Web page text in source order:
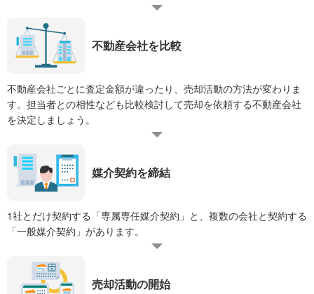
不動産会社を比較
不動産会社ごとに査定金額が違ったり、売却活動の方法が変わりま
す。担当者との相性なども比較検討して売却を依頼する不動産会社
を決定しましょう。
媒介契約を締結
1社とだけ契約する「専属専任媒介契約」と、複数の会社と契約する
「一般媒介契約」があります。
売却活動の開始